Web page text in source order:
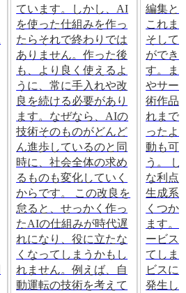
ています。しかし、AI
を使った仕組みを作っ
たらそれで終わりでは
ありません。作った後
も、より良く使えるよ
うに、常に手入れや改
良を続ける必要があり
ます。なぜなら、AIの
技術そのものがどんど
ん進歩しているのと同
時に、社会全体の求め
るものも変化していく
からです。 この改良を
怠ると、せっかく作っ
たAIの仕組みが時代遅
れになり、役に立たな
くなってしまうかもし
れません。例えば、自
動運転の技術を考えて
編集と
これま
そして
ができ
す。ま
やサー
術作品
れまで
ったよ
動も可
う。
な利点
生成系
くつか
ます。
ービス
てしま
ビスに
発生し